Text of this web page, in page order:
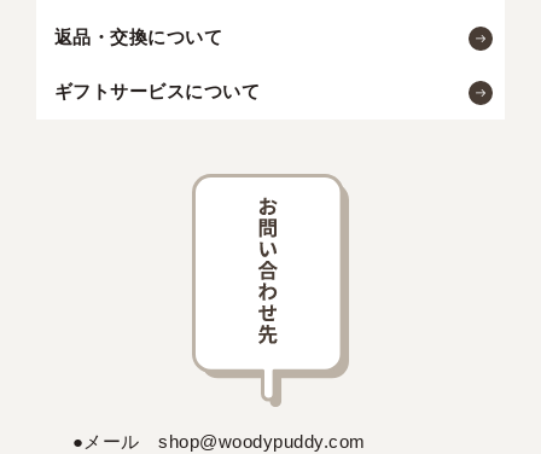
返品・交換について
ギフトサービスについて
●メール shop@woodypuddy.com